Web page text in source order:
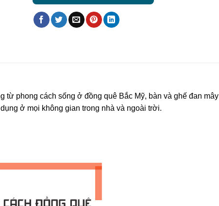
từ phong cách sống ở đồng quê Bắc Mỹ, bàn và ghế đan mây
ở mọi không gian trong nhà và ngoài trời.